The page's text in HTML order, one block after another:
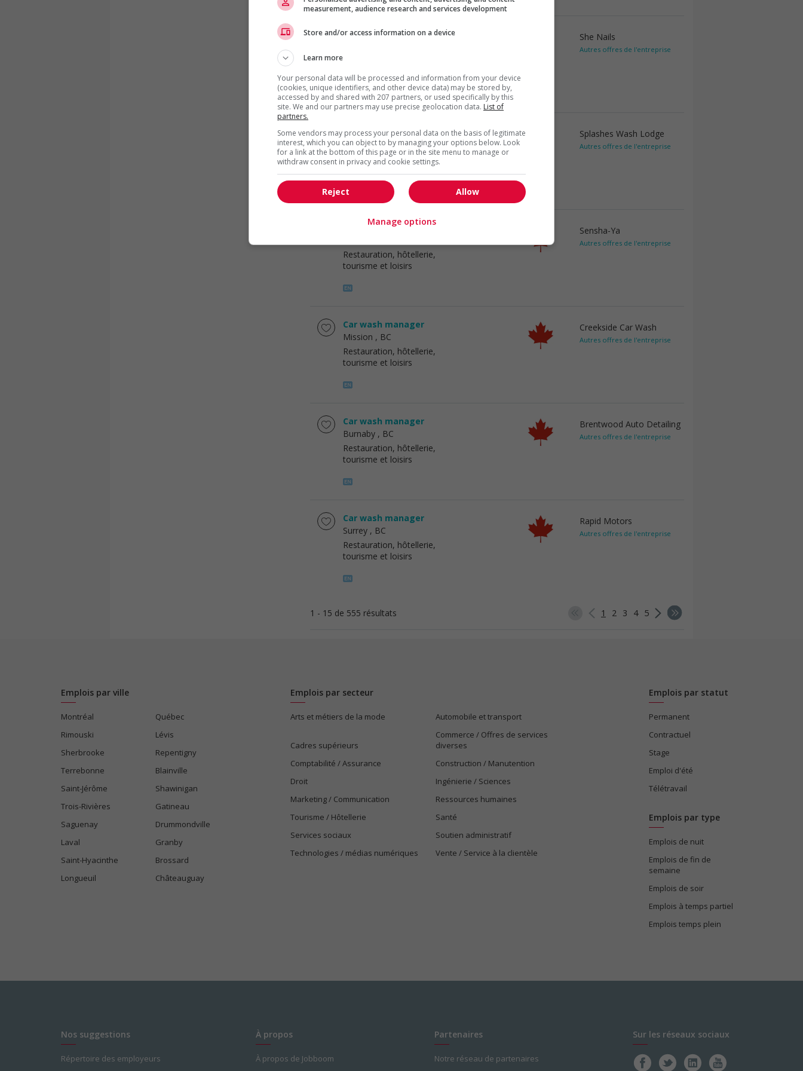
Assistant spa manager
tourisme et loisirs
She Nails
Autres offres de l'entreprise
Car wash manager
Surrey, BC
Restauration, hôtellerie,
tourisme et loisirs
Splashes Wash Lodge
Autres offres de l'entreprise
Car wash manager
Restauration, hôtellerie,
tourisme et loisirs
Sensha-Ya
Autres offres de l'entreprise
Car wash manager
Mission , BC
Restauration, hôtellerie,
tourisme et loisirs
Creekside Car Wash
Autres offres de l'entreprise
Car wash manager
Burnaby , BC
Restauration, hôtellerie,
tourisme et loisirs
Brentwood Auto Detailing
Autres offres de l'entreprise
Car wash manager
Surrey , BC
Restauration, hôtellerie,
tourisme et loisirs
Rapid Motors
Autres offres de l'entreprise
1 - 15 de 555 résultats 1 2 3 4 5
Emplois par ville
Montréal
Québec
Rimouski
Lévis
Sherbrooke
Repentigny
Terrebonne
Blainville
Saint-Jérôme
Shawinigan
Trois-Rivières
Gatineau
Saguenay
Drummondville
Laval
Granby
Saint-Hyacinthe
Brossard
Longueuil
Châteauguay
Emplois par secteur
Arts et métiers de la mode Automobile et transport
Cadres supérieurs
Commerce / Offres de services
diverses
Comptabilité / Assurance
Construction / Manutention
Droit
Ingénierie / Sciences
Marketing / Communication
Ressources humaines
Tourisme / Hôtellerie
Santé
Services sociaux
Soutien administratif
Technologies / médias numériques
Vente / Service à la clientèle
Emplois par statut
Permanent
Contractuel
Stage
Emploi d'été
Télétravail
Emplois par type
Emplois de nuit
Emplois de fin de
semaine
Emplois de soir
Emplois à temps partiel
Emplois temps plein
Nos suggestions
Répertoire des employeurs
À propos
À propos de Jobboom
Partenaires
Notre réseau de partenaires
Sur les réseaux sociaux
measurement, audience research and services development
Store and/or access information on a device
Learn more
Your personal data will be processed and information from your device
(cookies, unique identifiers, and other device data) may be stored by,
accessed by and shared with 207 partners, or used specifically by this
site. We and our partners may use precise geolocation data. List of
partners.
Some vendors may process your personal data on the basis of legitimate
interest, which you can object to by managing your options below. Look
for a link at the bottom of this page or in the site menu to manage or
withdraw consent in privacy and cookie settings.
Allow
Reject
Manage options